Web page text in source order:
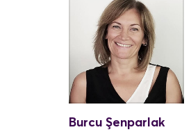
Burcu Şenparlak